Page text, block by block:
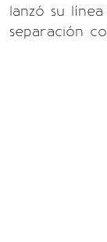
lanzó su
separación